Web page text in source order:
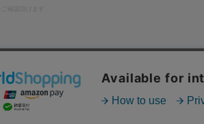
利用規約 特定商取引法に基づく表記 プラ